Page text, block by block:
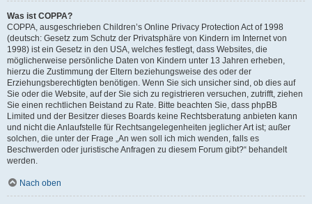
Was ist COPPA?
COPPA, ausgeschrieben Children’s Online Privacy Protection Act of 1998
(deutsch: Gesetz zum Schutz der Privatsphäre von Kindern im Internet von
1998) ist ein Gesetz in den USA, welches festlegt, dass Websites, die
möglicherweise persönliche Daten von Kindern unter 13 Jahren erheben,
hierzu die Zustimmung der Eltern beziehungsweise des oder der
Erziehungsberechtigten benötigen. Wenn Sie sich unsicher sind, ob dies auf
Sie oder die Website, auf der Sie sich zu registrieren versuchen, zutrifft, ziehen
Sie einen rechtlichen Beistand zu Rate. Bitte beachten Sie, dass phpBB
Limited und der Besitzer dieses Boards keine Rechtsberatung anbieten kann
und nicht die Anlaufstelle für Rechtsangelegenheiten jeglicher Art ist; außer
solchen, die unter der Frage „An wen soll ich mich wenden, falls es
Beschwerden oder juristische Anfragen zu diesem Forum gibt?“ behandelt
werden.
Nach oben